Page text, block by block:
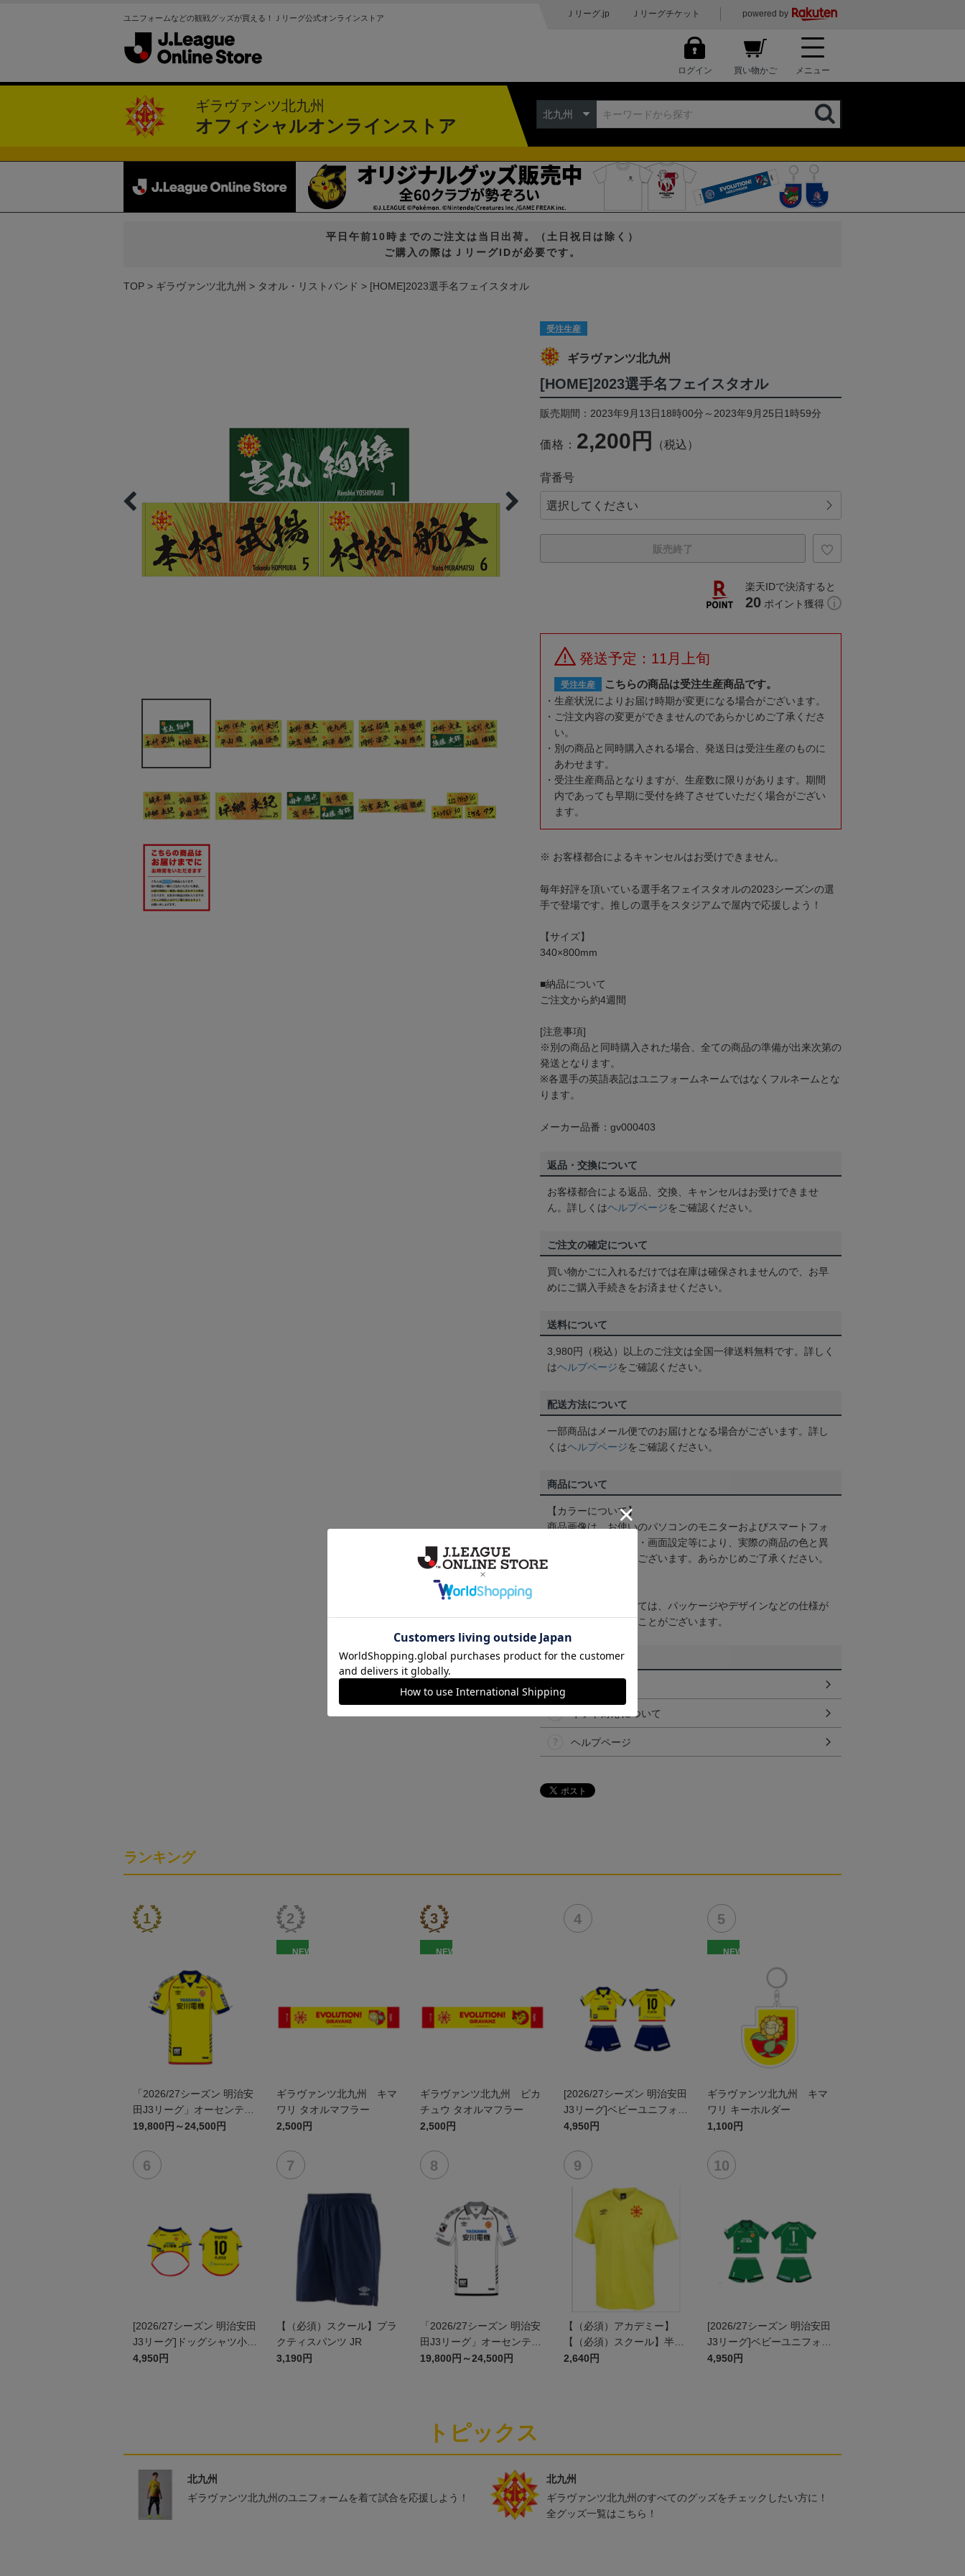
ユニフォームなどの観戦グッズが買える！Ｊリーグ公式オンラインストア Ｊリーグ.jp Ｊリーグチケット powered by
ログイン 買い物かご メニュー
ギラヴァンツ北九州
オフィシャルオンラインストア
北九州
平日午前10時までのご注文は当日出荷。（土日祝日は除く）
ご購入の際はＪリーグIDが必要です。
TOP ギラヴァンツ北九州 タオル・リストバンド [HOME]2023選手名フェイスタオル
受注生産
ギラヴァンツ北九州
[HOME]2023選手名フェイスタオル
販売期間：2023年9月13日18時00分～2023年9月25日1時59分
価格： 2,200円 （税込）
背番号
販売終了
楽天IDで決済すると
20 ポイント獲得
発送予定：11月上旬
受注生産 こちらの商品は受注生産商品です。
生産状況によりお届け時期が変更になる場合がございます。
ご注文内容の変更ができませんのであらかじめご了承くださ
い。
別の商品と同時購入される場合、発送日は受注生産のものに
あわせます。
受注生産商品となりますが、生産数に限りがあります。期間
内であっても早期に受付を終了させていただく場合がござい
ます。
※ お客様都合によるキャンセルはお受けできません。
毎年好評を頂いている選手名フェイスタオルの2023シーズンの選
手で登場です。推しの選手をスタジアムで屋内で応援しよう！
【サイズ】
340×800mm
■納品について
ご注文から約4週間
[注意事項]
※別の商品と同時購入された場合、全ての商品の準備が出来次第の
発送となります。
※各選手の英語表記はユニフォームネームではなくフルネームとな
ります。
メーカー品番：gv000403
返品・交換について
お客様都合による返品、交換、キャンセルはお受けできませ
ん。詳しくはヘルプページをご確認ください。
ご注文の確定について
買い物かごに入れるだけでは在庫は確保されませんので、お早
めにご購入手続きをお済ませください。
送料について
3,980円（税込）以上のご注文は全国一律送料無料です。詳しく
はヘルプページをご確認ください。
配送方法について
一部商品はメール便でのお届けとなる場合がございます。詳し
くはヘルプページをご確認ください。
商品について
【カラーについて】
商品画像は、お使いのパソコンのモニターおよびスマートフォ
ンのメーカー・機種・画面設定等により、実際の商品の色と異
なって見える場合がございます。あらかじめご了承ください。
取り扱い商品によっては、パッケージやデザインなどの仕様が
予告なく変更になることがございます。
その他
ギフト対応について
ヘルプページ
ランキング
「2026/27シーズン 明治安
田J3リーグ」オーセンティ
ックユニフォームFP1st
19,800円～24,500円
NEW
ギラヴァンツ北九州 キマ
ワリ タオルマフラー
2,500円
NEW
ギラヴァンツ北九州 ピカ
チュウ タオルマフラー
2,500円
[2026/27シーズン 明治安田
J3リーグ]ベビーユニフォー
ム上下セット(FP1stデザイ
4,950円
NEW
ギラヴァンツ北九州 キマ
ワリ キーホルダー
1,100円
[2026/27シーズン 明治安田
J3リーグ]ドッグシャツ小型
犬用(FP1stデザイン)
4,950円
【（必須）スクール】プラ
クティスパンツ JR
3,190円
「2026/27シーズン 明治安
田J3リーグ」オーセンティ
ックユニフォームFP2nd
19,800円～24,500円
【（必須）アカデミー】
【（必須）スクール】半袖
プラクティスシャツ JR
2,640円
[2026/27シーズン 明治安田
J3リーグ]ベビーユニフォー
ム上下セット(GK1stデザイ
4,950円
トピックス
北九州
ギラヴァンツ北九州のユニフォームを着て試合を応援しよう！
北九州
ギラヴァンツ北九州のすべてのグッズをチェックしたい方に！
全グッズ一覧はこちら！